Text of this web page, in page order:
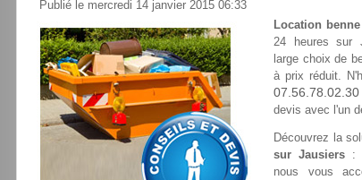
Publié le mercredi 14 janvier 2015 06:33
Location
24 heures sur
large choix de
à prix réduit.
07.56.78.02.30
devis avec l'un
Découvrez la
sur Jausiers:
nous vous